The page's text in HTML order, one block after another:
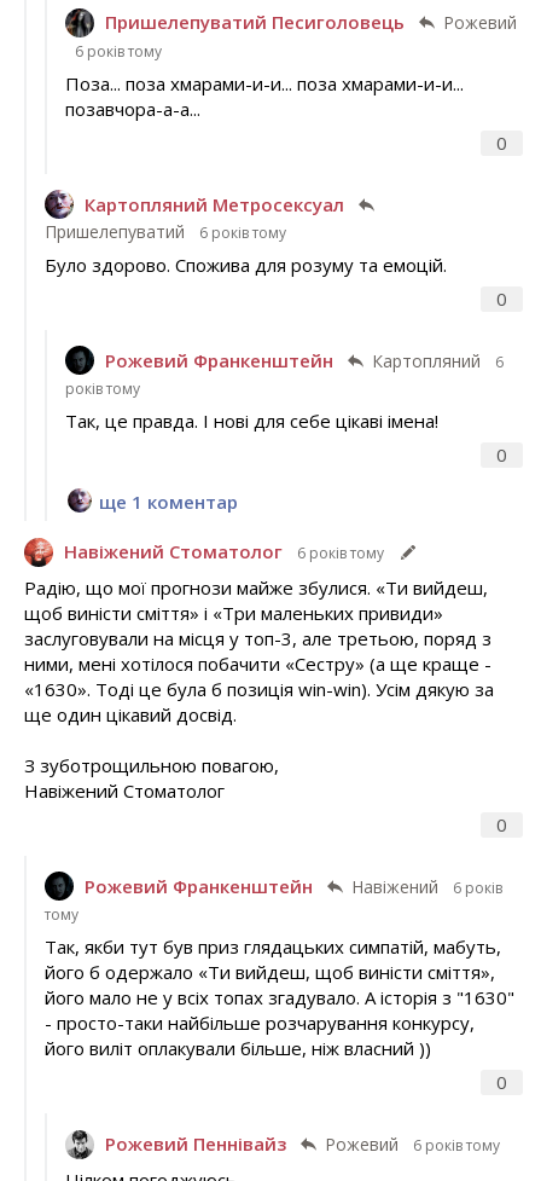
Пришелепуватий Песиголовець Рожевий
6 років тому
0
Поза... поза хмарами-и-и... поза хмарами-и-и...
позавчора-а-а...
Картопляний Метросексуал
Пришелепуватий 6 років тому
0
Було здорово. Спожива для розуму та емоцій.
Рожевий Франкенштейн Картопляний
6
років тому
0
Так, це правда. І нові для себе цікаві імена!
ще 1 коментар
Навіжений Стоматолог 6 років тому
0
Радію, що мої прогнози майже збулися. «Ти вийдеш,
щоб виністи сміття» і «Три маленьких привиди»
заслуговували на місця у топ-3, але третьою, поряд з
ними, мені хотілося побачити «Сестру» (а ще краще -
«1630». Тоді це була б позиція win-win). Усім дякую за
ще один цікавий досвід.
З зуботрощильною повагою,
Навіжений Стоматолог
Рожевий Франкенштейн Навіжений
6 років
тому
0
Так, якби тут був приз глядацьких симпатій, мабуть,
його б одержало «Ти вийдеш, щоб виністи сміття»,
його мало не у всіх топах згадувало. А історія з "1630"
- просто-таки найбільше розчарування конкурсу,
його виліт оплакували більше, ніж власний ))
Рожевий Пеннівайз Рожевий 6 років тому